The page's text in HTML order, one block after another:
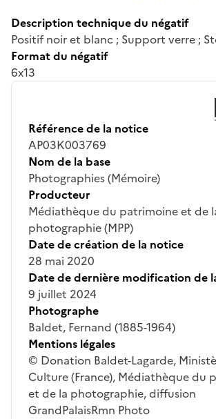
Description technique du négatif
Positif noir et blanc ; Support verre ;
Format du négatif
6x13
Référence de la notice
AP03K003769
Nom de la base
Photographies (Mémoire)
Producteur
Médiathèque du patrimoine et de
photographie (MPP)
Date de création de la notice
28 mai 2020
Date de dernière modification de
9 juillet 2024
Photographe
Baldet, Fernand (1885-1964)
Mentions légales
© Donation Baldet-Lagarde,
Culture (France), Médiathèque du
et de la photographie, diffusion
GrandPalaisRmn Photo